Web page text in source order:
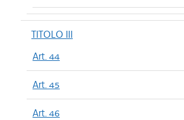
TITOLO III
Art. 44
Art. 45
Art. 46